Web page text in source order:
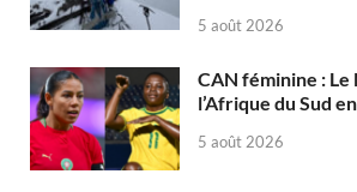
5 août 2026
CAN féminine :
l’Afrique du Sud
5 août 2026